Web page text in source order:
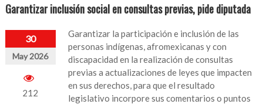
Garantizar inclusión social en consultas previas, pide diputada
30
May 2026
212
Garantizar la participación e inclusión de las
personas indígenas, afromexicanas y con
discapacidad en la realización de consultas
previas a actualizaciones de leyes que impacten
en sus derechos, para que el resultado
legislativo incorpore sus comentarios o puntos